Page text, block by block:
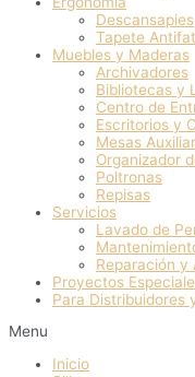
Descansapies
Tapete
Muebles y Maderas
Archivadores
Bibliotecas y
Centro de
Escritorios y
Mesas
Organizador
Poltronas
Repisas
Servicios
Lavado de
Reparación y
Proyectos
Para Distribuidores
Menu
Inicio